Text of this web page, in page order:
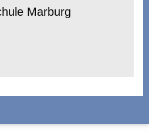
Marburg